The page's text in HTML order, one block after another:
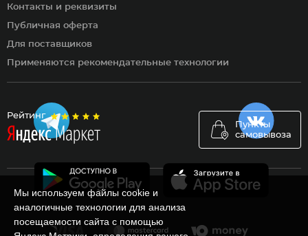
Рейтинг
Пункты
самовывоза
Контакты и реквизиты
Публичная оферта
Для поставщиков
Применяются рекомендательные технологии
Мы используем файлы cookie и
аналогичные технологии для анализа
посещаемости сайта с помощью